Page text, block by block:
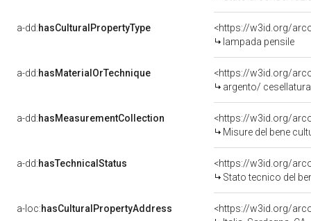
a-dd:hasCulturalPropertyType
<https://w3id.org/
lampada pensile
a-dd:hasMaterialOrTechnique
<https://w3id.org/
argento/
a-dd:hasMeasurementCollection
<https://w3id.org/
Misure del bene
a-dd:hasTechnicalStatus
<https://w3id.org/
Stato tecnico del
a-loc:hasCulturalPropertyAddress
<https://w3id.org/